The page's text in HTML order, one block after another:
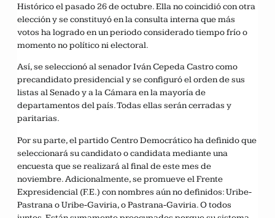
Histórico el pasado 26 de octubre. Ella no coincidió con otra
elección y se constituyó en la consulta interna que más
votos ha logrado en un periodo considerado tiempo frío o
momento no político ni electoral.
Así, se seleccionó al senador Iván Cepeda Castro como
precandidato presidencial y se configuró el orden de sus
listas al Senado y a la Cámara en la mayoría de
departamentos del país. Todas ellas serán cerradas y
paritarias.
Por su parte, el partido Centro Democrático ha definido que
seleccionará su candidato o candidata mediante una
encuesta que se realizará al final de este mes de
noviembre. Adicionalmente, se promueve el Frente
Expresidencial (F.E.) con nombres aún no definidos: Uribe-
Pastrana o Uribe-Gaviria, o Pastrana-Gaviria. O todos